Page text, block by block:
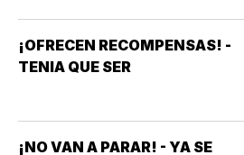
¡OFRECEN RECOMPENSAS! -
TENIA QUE SER
¡NO VAN A PARAR! - YA SE